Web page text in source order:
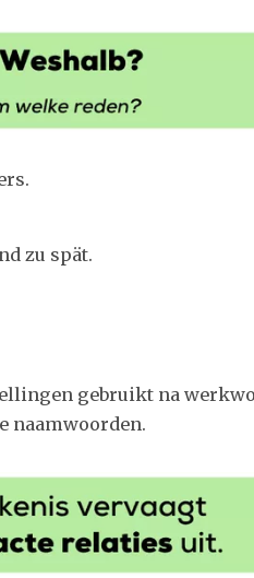
zu spät.
gebruikt na
naamwoorden.